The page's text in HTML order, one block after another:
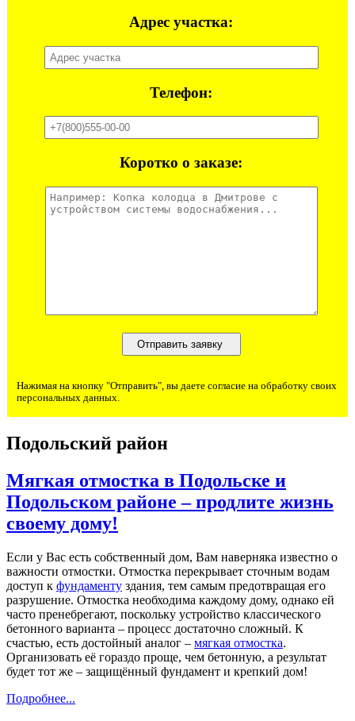
Адрес участка:
Телефон:
Коротко о заказе:
Нажимая на кнопку "Отправить", вы даете согласие на обработку своих
персональных данных.
Подольский район
Мягкая отмостка в Подольске и
Подольском районе – продлите жизнь
своему дому!
Если у Вас есть собственный дом, Вам наверняка известно о
важности отмостки. Отмостка перекрывает сточным водам
доступ к фундаменту здания, тем самым предотвращая его
разрушение. Отмостка необходима каждому дому, однако ей
часто пренебрегают, поскольку устройство классического
бетонного варианта – процесс достаточно сложный. К
счастью, есть достойный аналог – мягкая отмостка.
Организовать её гораздо проще, чем бетонную, а результат
будет тот же – защищённый фундамент и крепкий дом!
Подробнее...